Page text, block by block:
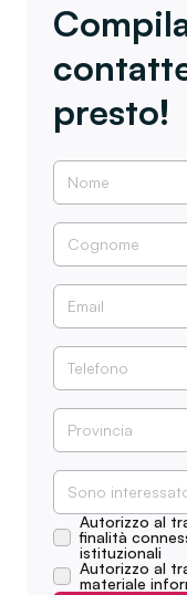
presto!
Sono
Autorizzo al
finalità
istituzionali
Autorizzo al
materiale